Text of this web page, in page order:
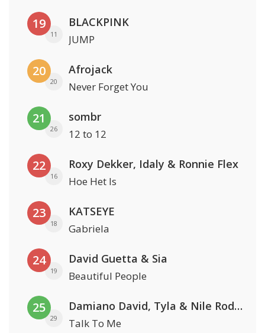
19
11
BLACKPINK
JUMP
20
20
Afrojack
Never Forget You
21
26
sombr
12 to 12
22
16
Roxy Dekker, Idaly & Ronnie Flex
Hoe Het Is
23
18
KATSEYE
Gabriela
24
19
David Guetta & Sia
Beautiful People
25
29
Damiano David, Tyla & Nile Rodgers
Talk To Me